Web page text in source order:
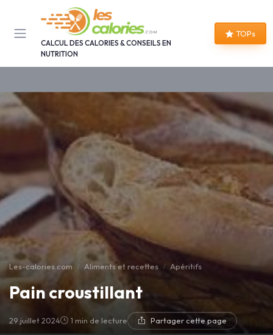
CALCUL DES CALORIES & CONSEILS EN
NUTRITION
TOPs
Les-calories.com Aliments et recettes Apéritifs
Pain croustillant
29 juillet 2024 1 min de lecture Partager cette page
Panneau de gestion des cookies